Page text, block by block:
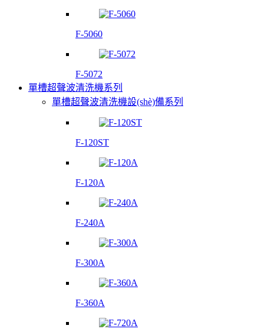
F-5060
F-5072
單槽超聲波清洗機系列
單槽超聲波清洗機設(shè)備系列
F-120ST
F-120A
F-240A
F-300A
F-360A